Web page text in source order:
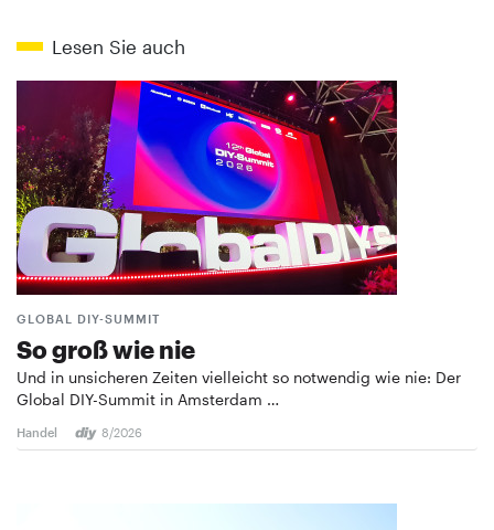
Lesen Sie auch
GLOBAL DIY-SUMMIT
So groß wie nie
Und in unsicheren Zeiten vielleicht so notwendig wie nie: Der
Global DIY-Summit in Amsterdam …
Handel 8/2026